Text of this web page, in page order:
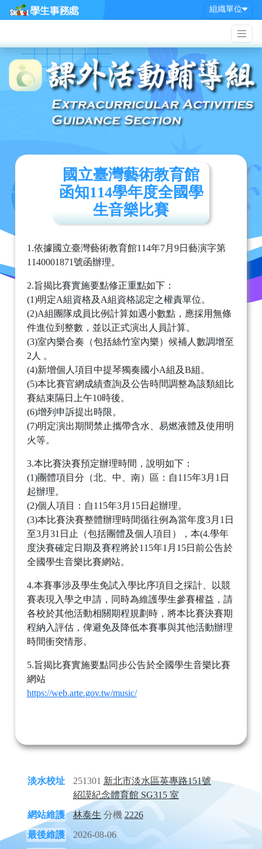
組織單位
國立臺灣藝術教育館
函知114學年度全國學
生音樂比賽
1.依據國立臺灣藝術教育館114年7月9日藝演字第
1140001871號函辦理。
2.旨揭比賽實施要點修正重點如下：
(1)明定A組資格及A組資格認定之權責單位。
(2)A組團隊成員比例計算如遇小數點，應採用無條
件進位到整數，並以正式演出人員計算。
(3)室內樂合奏（包括絲竹室內樂）候補人數調增至
2人 。
(4)新增個人項目中提琴獨奏國小A組及B組。
(5)本比賽官網成績查詢及公告時間調整為該類組比
賽結束隔日上午10時後。
(6)增列申訴提出時限。
(7)明定演出期間禁止攜帶含水、易燃液體及使用明
火等。
3.本比賽決賽預定辦理時間，說明如下：
(1)團體項目分（北、中、南）區：自115年3月1日
起辦理。
(2)個人項目：自115年3月15日起辦理。
(3)本比賽決賽整體辦理時間循往例為當年度3月1日
至3月31日止（包括團體及個人項目），本(4.學年
度決賽確定日期及賽程將於115年1月15日前公告於
全國學生音樂比賽網站。
4.本賽事涉及學生免試入學比序項目之採計、以競
賽表現入學之申請，同時為維護學生參賽權益，請
各校於其他活動相關期程規劃時，將本比賽決賽期
程納入評估，俾避免及降低本賽事與其他活動辦理
時間衝突情形。
5.旨揭比賽實施要點同步公告於全國學生音樂比賽
網站
https://web.arte.gov.tw/music/
淡水校址 251301 新北市淡水區英專路151號
紹謨紀念體育館 SG315 室
網站維護
林泰生 分機 2226
最後維護
2026-08-06